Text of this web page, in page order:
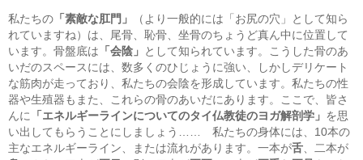
私たちの 「素敵な肛門」
（より一般的には「お尻の穴」として知ら
れていますね）は、尾骨、恥骨、坐骨のちょうど真ん中に位置して
います。骨盤底は 「会陰」 として知られています。こうした骨のあ
いだのスペースには、数多くのひじょうに強い、しかしデリケート
な筋肉が走っており、私たちの会陰を形成しています。私たちの性
器や生殖器もまた、これらの骨のあいだにあります。ここで、皆さ
んに
「エネルギーラインについてのタイ仏教徒のヨガ解剖学」 を思
い出してもらうことにしましょう…… 私たちの身体には、10本の
主なエネルギーライン、または流れがあります。一本が舌 、二本が